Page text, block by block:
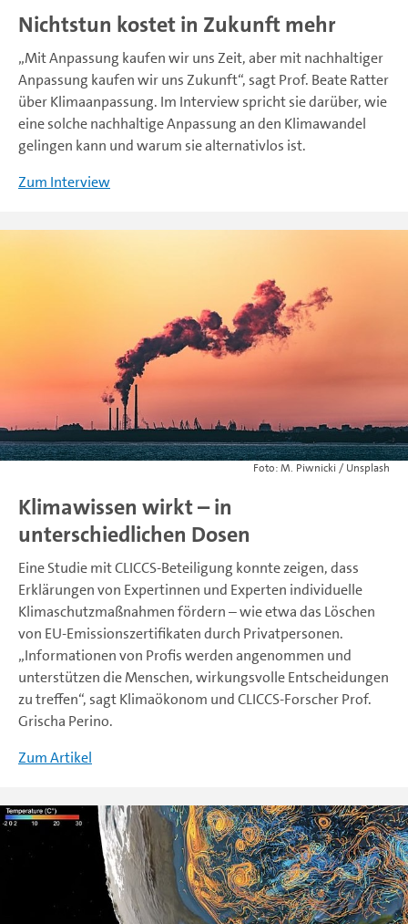
Nichtstun kostet in Zukunft mehr
„Mit Anpassung kaufen wir uns Zeit, aber mit nachhaltiger
Anpassung kaufen wir uns Zukunft“, sagt Prof. Beate Ratter
über Klimaanpassung. Im Interview spricht sie darüber, wie
eine solche nachhaltige Anpassung an den Klimawandel
gelingen kann und warum sie alternativlos ist.
Zum Interview
M. Piwnicki / Unsplash
Klimawissen wirkt – in
unterschiedlichen Dosen
Eine Studie mit CLICCS-Beteiligung konnte zeigen, dass
Erklärungen von Expertinnen und Experten individuelle
Klimaschutzmaßnahmen fördern – wie etwa das Löschen
von EU-Emissionszertifikaten durch Privatpersonen.
„Informationen von Profis werden angenommen und
unterstützen die Menschen, wirkungsvolle Entscheidungen
zu treffen“, sagt Klimaökonom und CLICCS-Forscher Prof.
Grischa Perino.
Zum Artikel